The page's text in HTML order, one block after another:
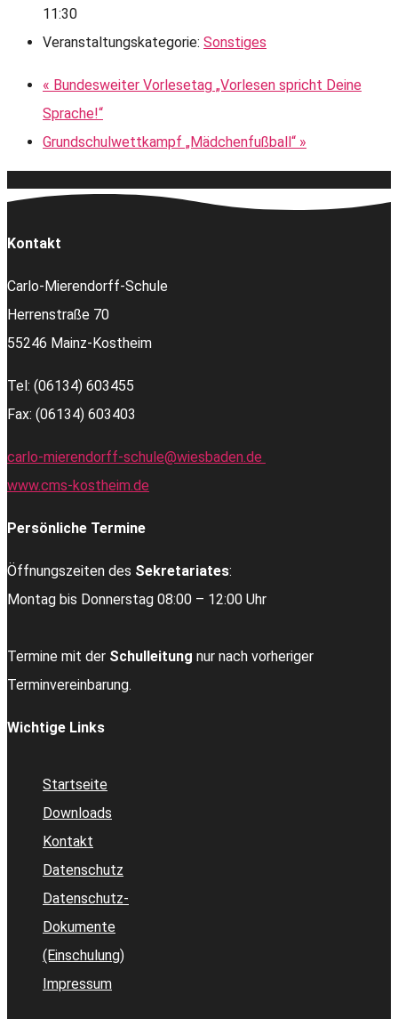
11:30
Veranstaltungskategorie: Sonstiges
« Bundesweiter Vorlesetag „Vorlesen spricht Deine
Sprache!“
Grundschulwettkampf „Mädchenfußball“ »
Kontakt
Carlo-Mierendorff-Schule
Herrenstraße 70
55246 Mainz-Kostheim
Tel: (06134) 603455
Fax: (06134) 603403
carlo-mierendorff-schule@wiesbaden.de
www.cms-kostheim.de
Persönliche Termine
Öffnungszeiten des Sekretariates:
Montag bis Donnerstag 08:00 – 12:00 Uhr
Termine mit der Schulleitung nur nach vorheriger
Terminvereinbarung.
Wichtige Links
Startseite
Downloads
Kontakt
Datenschutz
Datenschutz-
Dokumente
(Einschulung)
Impressum